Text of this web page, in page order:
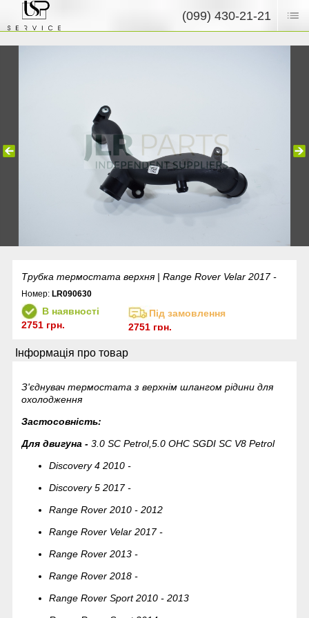
(099) 430-21-21
Трубка термостата верхня | Range Rover Velar 2017 -
Номер:LR090630
В наявності
2751 грн.
Під замовлення
2751 грн.
Інформація про товар
З'єднувач термостата з верхнім шлангом рідини для
охолодження
Застосовність:
Для двигуна - 3.0 SC Petrol,5.0 OHC SGDI SC V8 Petrol
Discovery 4 2010 -
Discovery 5 2017 -
Range Rover 2010 - 2012
Range Rover Velar 2017 -
Range Rover 2013 -
Range Rover 2018 -
Range Rover Sport 2010 - 2013